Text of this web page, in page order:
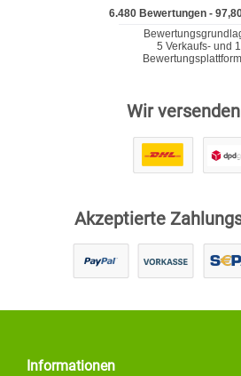
Wir
Akzeptierte
Informationen